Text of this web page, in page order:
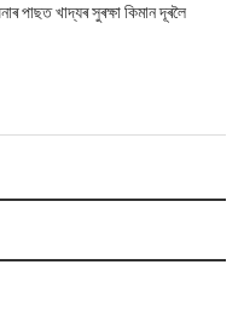
পাছত খাদ্যৰ সুৰক্ষা কিমান দূৰলৈ